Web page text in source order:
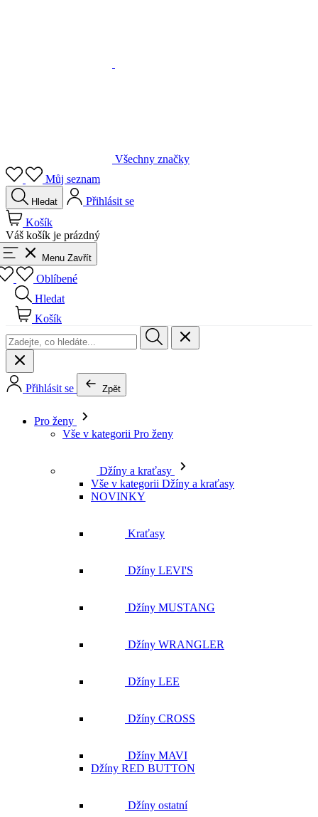
Všechny značky
Můj seznam
Hledat
Přihlásit se
Košík
Váš košík je prázdný
Menu Zavřít
Oblíbené
Hledat
Košík
Přihlásit se Zpět
Pro ženy
Vše v kategorii Pro ženy
Džíny a kraťasy
Vše v kategorii Džíny a kraťasy
NOVINKY
Kraťasy
Džíny LEVI'S
Džíny MUSTANG
Džíny WRANGLER
Džíny LEE
Džíny CROSS
Džíny MAVI
Džíny RED BUTTON
Džíny ostatní